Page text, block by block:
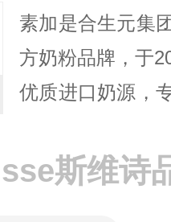
结成战略合作伙
素加是合生元集
方奶粉品牌，于
优质进口奶源，
养素配方奶粉诉
斯维诗